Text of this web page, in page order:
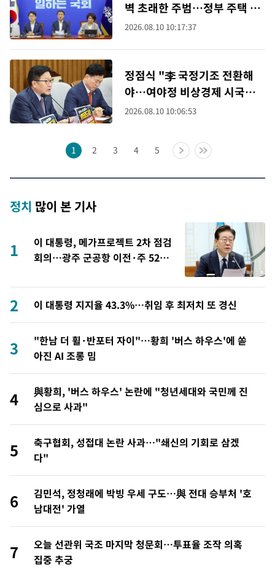
벽 초래한 주범…정부 주택 공
급 속도전 동참할 것"
2026.08.10 10:17:37
정점식 "李 국정기조 전환해
야…여야정 비상경제 시국회
의 제안"
2026.08.10 10:06:53
1 2 3 4 5
정치 많이 본 기사
1
이 대통령, 메가프로젝트 2차 점검
회의…광주 군공항 이전·주 52시
2 이 대통령 지지율 43.3%…취임 후 최저치 또 경신
3
"한남 더 휠·반포터 자이"…황희 '버스 하우스'에 쏟
아진 AI 조롱 밈
4
與황희, '버스 하우스' 논란에 "청년세대와 국민께 진
심으로 사과"
5
축구협회, 성접대 논란 사과…"쇄신의 기회로 삼겠
다"
6
김민석, 정청래에 박빙 우세 구도…與 전대 승부처 '호
남대전' 가열
7
오늘 선관위 국조 마지막 청문회…투표율 조작 의혹
집중 추궁